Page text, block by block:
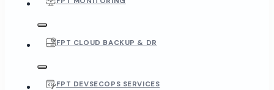
FPT CLOUD BACKUP & DR
FPT DEVSECOPS SERVICES